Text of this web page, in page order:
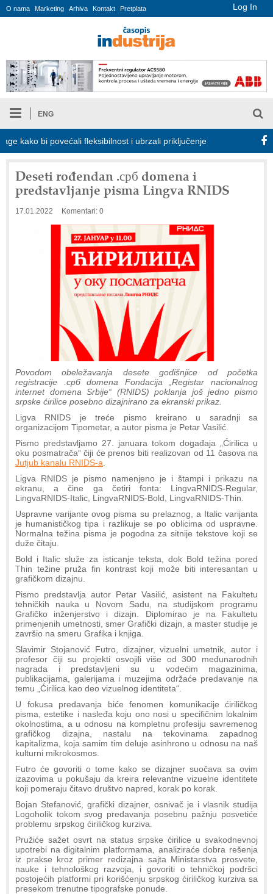
Log In
O nama Marketing Arhiva Kontakt Pretplata
ENG
bi povećali fleksibilnost i ubrzali priključenje na elektroenergetsku
Deseti rođendan .срб domena i
predstavljanje pisma Lingva RNIDS
17.01.2022 Komentari: 0
Povodom obeležavanja desete godišnjice od početka
registracije .срб domena Fondacija „Registar nacionalnog
internet domena Srbije“ (RNIDS) poklanja još jedno pismo
srpske ćirilice posebno dizajnirano za ekranski prikaz.
Ligva RNIDS je treće pismo kreirano u saradnji sa
organizacijom Tipometar, a autor pisma je Petar Vasilić.
Pismo predstavljamo 27. januara tokom događaja „Ćirilica u
oku posmatrača“ čiji će prenos biti realizovan od 11 časova na
Jutjub kanalu RNIDS-a
Ligva RNIDS je pismo namenjeno je i štampi i prikazu na
ekranu, a čine ga četiri fonta: LingvaRNIDS-Regular,
LingvaRNIDS-Italic, LingvaRNIDS-Bold, LingvaRNIDS-Thin.
Uspravne varijante ovog pisma su prelaznog, a Italic varijanta
je humanističkog tipa i razlikuje se po oblicima od uspravne.
Normalna težina pisma je pogodna za sitnije tekstove koji se
duže čitaju.
Bold i Italic služe za isticanje teksta, dok Bold težina pored
Thin težine pruža fin kontrast koji može biti interesantan u
grafičkom dizajnu.
Pismo predstavlja autor Petar Vasilić, asistent na Fakultetu
tehničkih nauka u Novom Sadu, na studijskom programu
Grafičko inženjerstvo i dizajn. Diplomirao je na Fakultetu
primenjenih umetnosti, smer Grafički dizajn, a master studije je
završio na smeru Grafika i knjiga.
Slavimir Stojanović Futro, dizajner, vizuelni umetnik, autor i
profesor čiji su projekti osvojili više od 300 međunarodnih
nagrada i predstavljeni su u vodećim magazinima,
publikacijama, galerijama i muzejima održaće predavanje na
temu „Ćirilica kao deo vizuelnog identiteta“.
U fokusa predavanja biće fenomen komunikacije ćiriličkog
pisma, estetike i nasleđa koju ono nosi u specifičnim lokalnim
okolnostima, a u odnosu na kompletnu profesiju savremenog
grafičkog dizajna, nastalu na tekovinama zapadnog
kapitalizma, koja samim tim deluje asinhrono u odnosu na naš
kulturni mikrokosmos.
Futro će govoriti o tome kako se dizajner suočava sa ovim
izazovima u pokušaju da kreira relevantne vizuelne identitete
koji pomeraju čitavo društvo napred, korak po korak.
Bojan Stefanović, grafički dizajner, osnivač je i vlasnik studija
Logoholik tokom svog predavanja posebnu pažnju posvetiće
problemu srpskog ćiriličkog kurziva.
Pružiće sažet osvrt na status srpske ćirilice u svakodnevnoj
upotrebi na digitalnim platformama, analiziraće dobra rešenja
iz prakse kroz primer redizajna sajta Ministarstva prosvete,
nauke i tehnološkog razvoja, i govoriti o tehničkoj podršci
postojećih platformi pri korišćenju srpskog ćiriličkog kurziva sa
presekom trenutne tipografske ponude.